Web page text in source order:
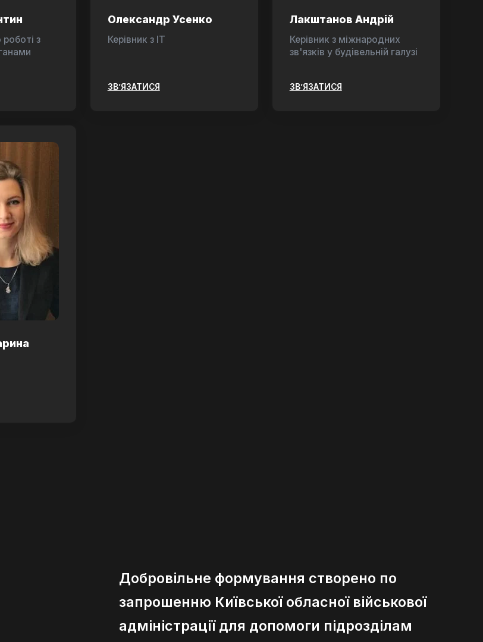
з
Олександр Усенко
Керівник з ІТ
ЗВ’ЯЗАТИСЯ
Лакштанов Андрій
Керівник з міжнародних
зв'язків у будівельній галузі
ЗВ’ЯЗАТИСЯ
Добровільне формування створено по
запрошенню Київської обласної військової
адміністрації для допомоги підрозділам